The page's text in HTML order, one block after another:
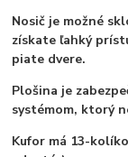
Nosič je možné
získate ľahký
piate dvere.
Plošina je
systémom, ktorý
Kufor má 13-